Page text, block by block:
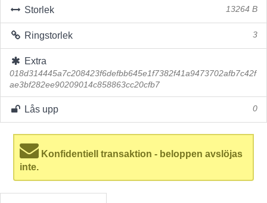
Storlek 13264 B
Ringstorlek 3
Extra
018d314445a7c208423f6defbb645e1f7382f41a9473702afb7c42f
ae3bf282ee90209014c858863cc20cfb7
Lås upp 0
Konfidentiell transaktion - beloppen avslöjas
inte.